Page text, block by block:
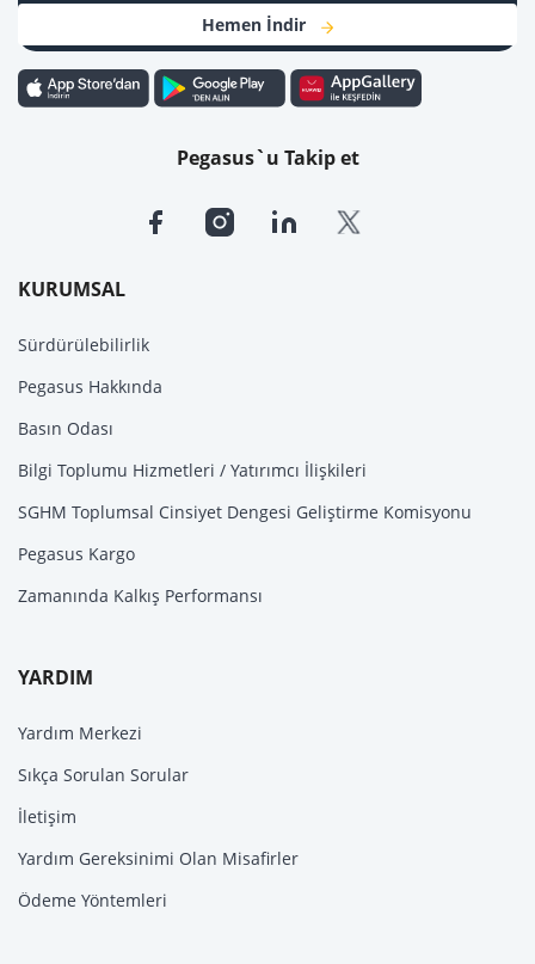
KURUMSAL
Sürdürülebilirlik
Pegasus Hakkında
Basın Odası
Bilgi Toplumu Hizmetleri / Yatırımcı İlişkileri
SGHM Toplumsal Cinsiyet Dengesi Geliştirme Komisyonu
Pegasus Kargo
Zamanında Kalkış Performansı
YARDIM
Yardım Merkezi
Sıkça Sorulan Sorular
İletişim
Yardım Gereksinimi Olan Misafirler
Ödeme Yöntemleri
Hemen İndir
Pegasus`u Takip et